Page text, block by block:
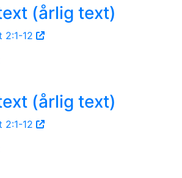
(årlig text)
2:1-12
(årlig text)
2:1-12